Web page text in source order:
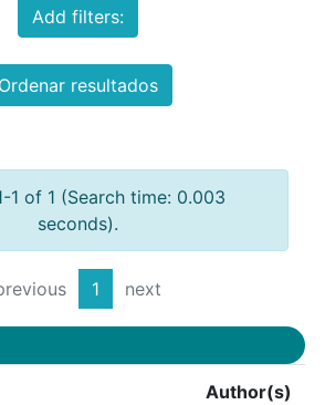
Add filters:
Ordenar resultados
1 of 1 (Search time: 0.003
seconds).
1 next
Author(s)